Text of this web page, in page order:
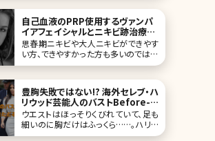
自己血液のPRP使用するヴァンパ
イアフェイシャルとニキビ跡治療の
今
思春期ニキビや大人ニキビができやす
い方、できやすかった方も多いのではな
いでしょうか?私もそのひとりです。高校
憂鬱でした。その、思春期ニキビが落ち
着いた今の悩みはニキビ跡の色素沈着
やクレーターです。 クレーターはニキビ
が炎症を過度に起こすと肌の奥の真皮
層まで
豊胸失敗ではない!? 海外セレブ・ハ
リウッド芸能人のバストBefore-
Afterをたどる
ウエストはほっそりくびれていて、足も
細いのに胸だけはふっくら……。ハリウ
ッドセレブや芸能人の女性に多いスタ